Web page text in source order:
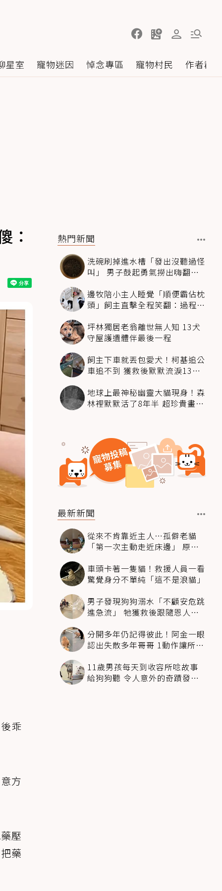
星室 寵物迷因 悼念專區 寵物村民 作者群
：
乖
方
壓
藥
熱門新聞
洗碗刷掉進水槽「發出沒聽過怪
叫」 男子鼓起勇氣撈出嗨翻：
邊牧陪小主人睡覺「順便霸佔枕
頭」飼主直擊全程笑翻：過程絲
坪林獨居老翁離世無人知 13犬
守屋護遺體伴最後一程
飼主下車就丟包愛犬！柯基追公
車追不到 獲救後默默流淚13萬
地球上最神秘幽靈大貓現身！森
林裡默默活了8年半 超珍貴畫面
最新新聞
從來不肯靠近主人…孤僻老貓
「第一次主動走近床邊」 原因
車頭卡著一隻貓！救援人員一看
驚覺身分不單純「這不是浪貓」
男子發現狗狗溺水「不顧安危跳
進急流」 牠獲救後跟隨恩人不
分開多年仍記得彼此！阿金一眼
認出失散多年哥哥 1動作讓所有
11歲男孩每天到收容所唸故事
給狗狗聽 令人意外的奇蹟發生